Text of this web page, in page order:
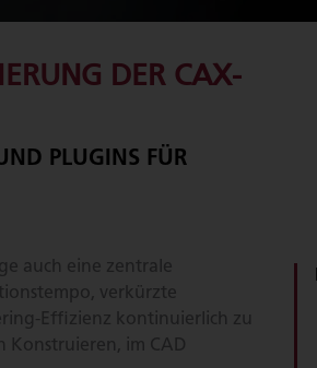
DER CAX-
PLUGINS FÜR
auch eine zentrale
verkürzte
Effizienz kontinuierlich zu
Konstruieren, im CAD